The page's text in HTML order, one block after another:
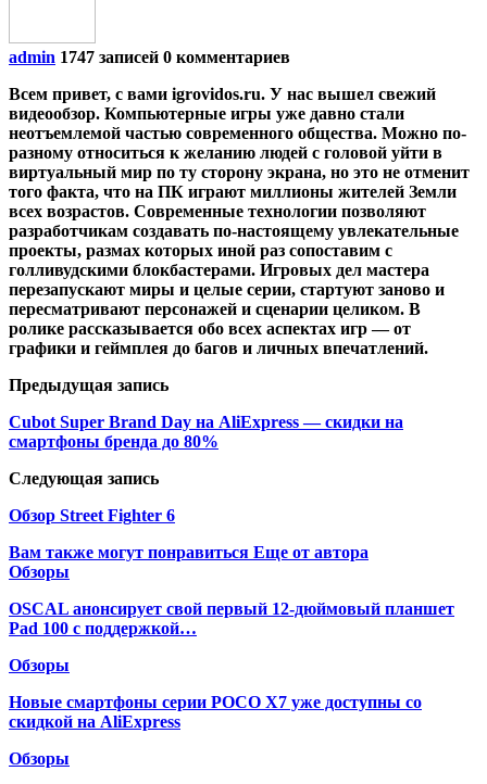
admin 1747 записей 0 комментариев
Всем привет, с вами igrovidos.ru. У нас вышел свежий
видеообзор. Компьютерные игры уже давно стали
неотъемлемой частью современного общества. Можно по-
разному относиться к желанию людей с головой уйти в
виртуальный мир по ту сторону экрана, но это не отменит
того факта, что на ПК играют миллионы жителей Земли
всех возрастов. Современные технологии позволяют
разработчикам создавать по-настоящему увлекательные
проекты, размах которых иной раз сопоставим с
голливудскими блокбастерами. Игровых дел мастера
перезапускают миры и целые серии, стартуют заново и
пересматривают персонажей и сценарии целиком. В
ролике рассказывается обо всех аспектах игр — от
графики и геймплея до багов и личных впечатлений.
Предыдущая запись
Cubot Super Brand Day на AliExpress — скидки на
смартфоны бренда до 80%
Следующая запись
Обзор Street Fighter 6
Вам также могут понравиться Еще от автора
Обзоры
OSCAL анонсирует свой первый 12-дюймовый планшет
Pad 100 с поддержкой…
Обзоры
Новые смартфоны серии POCO X7 уже доступны со
скидкой на AliExpress
Обзоры